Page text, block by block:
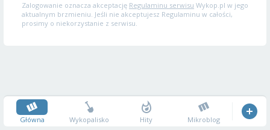
Zalogowanie oznacza akceptację Regulaminu serwisu Wykop.pl w jego
aktualnym brzmieniu. Jeśli nie akceptujesz Regulaminu w całości,
prosimy o niekorzystanie z serwisu.
Główna Wykopalisko Hity Mikroblog